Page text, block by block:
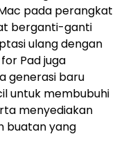
pada perangkat
berganti-ganti
ulang dengan
Pad juga
generasi baru
untuk membubuhi
menyediakan
buatan yang